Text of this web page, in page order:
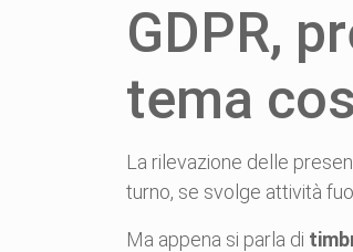
GDPR,
tema
La rilevazione delle
turno, se svolge attività
Ma appena si parla di